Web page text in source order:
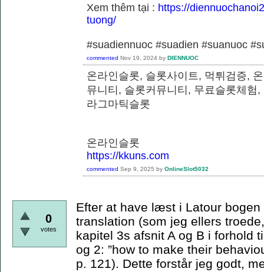
Xem thêm tại : https://
tuong/
#suadiennuoc #suadien #suanuoc
commented Nov 19, 2024 by DIENNUOC
온라인슬롯, 슬롯사이트, 먹튀검증,
뮤니티, 슬롯커뮤니티, 무료슬롯체험
라그마틱슬롯
온라인슬롯
https://kkuns.com
commented Sep 9, 2025 by OnlineSlot5032
0
votes
Efter at have læst i Latour
translation (som jeg ellers
kapitel 3s afsnit A og B i forhold
og 2: ”how to make their
p. 121). Dette forstår jeg godt,